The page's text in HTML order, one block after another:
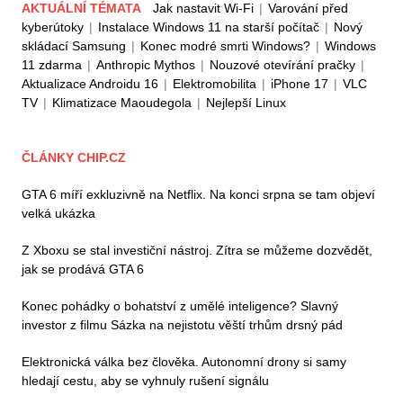
AKTUÁLNÍ TÉMATA Jak nastavit Wi-Fi | Varování před
kyberútoky | Instalace Windows 11 na starší počítač | Nový
skládací Samsung | Konec modré smrti Windows? | Windows
11 zdarma | Anthropic Mythos | Nouzové otevírání pračky |
Aktualizace Androidu 16 | Elektromobilita | iPhone 17 | VLC
TV | Klimatizace Maoudegola | Nejlepší Linux
ČLÁNKY CHIP.CZ
GTA 6 míří exkluzivně na Netflix. Na konci srpna se tam objeví
velká ukázka
Z Xboxu se stal investiční nástroj. Zítra se můžeme dozvědět,
jak se prodává GTA 6
Konec pohádky o bohatství z umělé inteligence? Slavný
investor z filmu Sázka na nejistotu věští trhům drsný pád
Elektronická válka bez člověka. Autonomní drony si samy
hledají cestu, aby se vyhnuly rušení signálu